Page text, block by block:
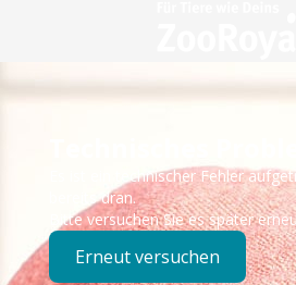
Technisches
Es ist ein technischer Fehler
bereits dran.
Bitte versuchen Sie es später
Erneut versuchen